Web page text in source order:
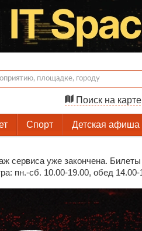
Поиск на карте
Спорт Детская афиша
сервиса уже закончена.
пн.-сб. 10.00-19.00, обед